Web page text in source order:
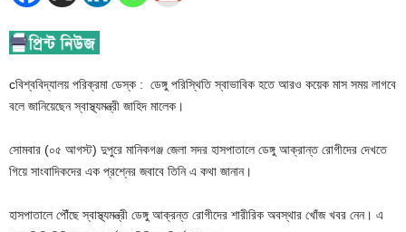
cবিশ্ববিদ্যালয় পরিক্রমা ডেস্ক : ডেঙ্গু পরিস্থিতি স্বাভাবিক হতে আরও কয়েক মাস সময় লাগবে
বলে জানিয়েছেন স্বাস্থ্যমন্ত্রী জাহিদ মালেক।
সোমবার (০৫ আগস্ট) দুপুরে মানিকগঞ্জ জেলা সদর হাসপাতালে ডেঙ্গু আক্রান্ত রোগীদের দেখতে
গিয়ে সাংবাদিকদের এক প্রশ্নের জবাবে তিনি এ কথা জানান।
হাসপাতালে পৌঁছে স্বাস্থ্যমন্ত্রী ডেঙ্গু আক্রন্ত রোগীদের শারীরিক অবস্থার খোঁজ খবর নেন। এ